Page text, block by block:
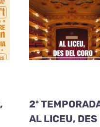
2ª
AL LICEU, DES